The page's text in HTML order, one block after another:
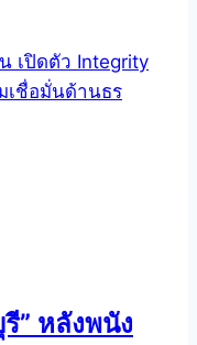
เปิดตัว Integrity
เชื่อมั่นด้านธร
” หลังพนัง